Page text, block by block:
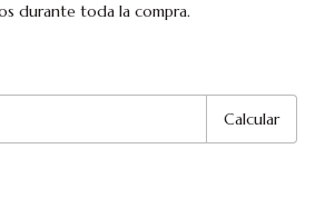
durante toda la compra.
Calcular